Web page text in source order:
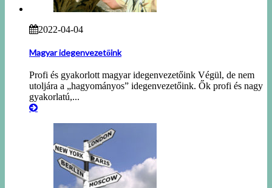
2022-04-04
Magyar idegenvezetőink
Profi és gyakorlott magyar idegenvezetőink Végül, de nem
utoljára a „hagyományos” idegenvezetőink. Ők profi és nagy
gyakorlatú,...